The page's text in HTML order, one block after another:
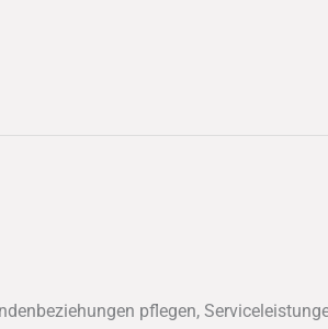
pflegen,